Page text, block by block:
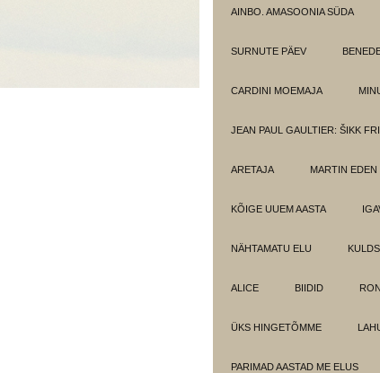
AINBO. AMASOONIA SÜDA
SURNUTE PÄEV
CARDINI MOEMAJA
JEAN PAUL GAULTIER: ŠIKK
ARETAJA MARTIN EDEN
KÕIGE UUEM AASTA
NÄHTAMATU ELU
ALICE BIIDID
ÜKS HINGETÕMME
PARIMAD AASTAD ME ELUS